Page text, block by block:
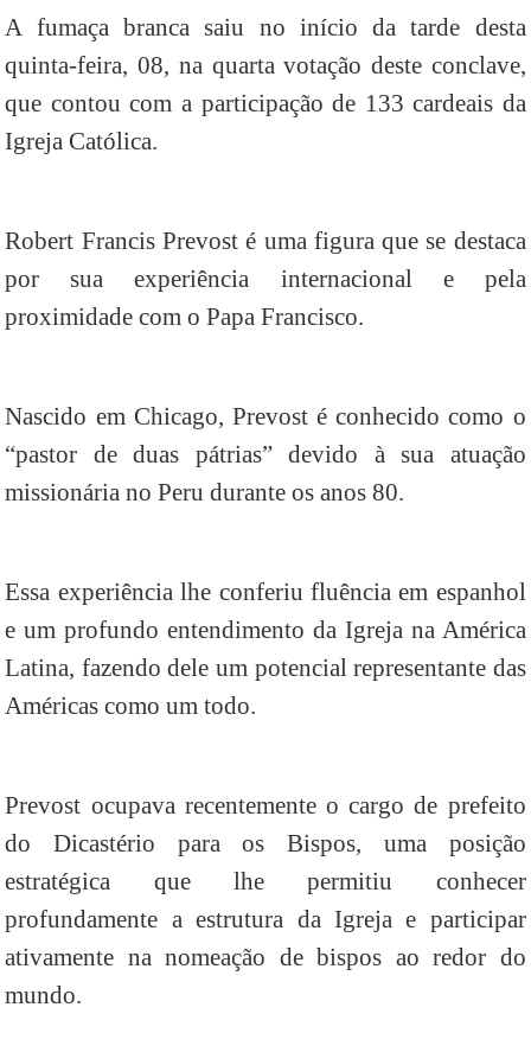
A fumaça branca saiu no início da tarde desta
quinta-feira, 08, na quarta votação deste conclave,
que contou com a participação de 133 cardeais da
Igreja Católica.
Robert Francis Prevost é uma figura que se destaca
por sua experiência internacional e pela
proximidade com o Papa Francisco.
Nascido em Chicago, Prevost é conhecido como o
“pastor de duas pátrias” devido à sua atuação
missionária no Peru durante os anos 80.
Essa experiência lhe conferiu fluência em espanhol
e um profundo entendimento da Igreja na América
Latina, fazendo dele um potencial representante das
Américas como um todo.
Prevost ocupava recentemente o cargo de prefeito
do Dicastério para os Bispos, uma posição
estratégica que lhe permitiu conhecer
profundamente a estrutura da Igreja e participar
ativamente na nomeação de bispos ao redor do
mundo.